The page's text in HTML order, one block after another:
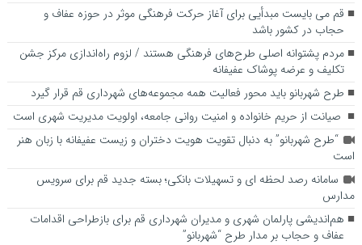
قم می بایست مبدأیی برای آغاز حرکت فرهنگی موثر در حوزه عفاف و
حجاب در کشور باشد
مردم پشتوانه اصلی طرح‌های فرهنگی هستند / لزوم راه‌اندازی مرکز جشن
تکلیف و عرضه پوشاک عفیفانه
طرح شهربانو باید محور فعالیت همه مجموعه‌های شهرداری قم قرار گیرد
صیانت از حریم خانواده و امنیت روانی جامعه، اولویت مدیریت شهری است
“طرح شهربانو” به دنبال تقویت هویت دختران و زیست عفیفانه با زبان هنر
است
سامانه رصد لحظه ای و تسهیلات بانکی؛ بسته جدید قم برای سرویس
مدارس
هم‌اندیشی پارلمان شهری و مدیران شهرداری قم برای بازطراحی اقدامات
عفاف و حجاب بر مدار طرح “شهربانو”